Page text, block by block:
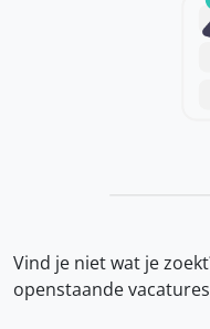
Vind je niet wat je
openstaande